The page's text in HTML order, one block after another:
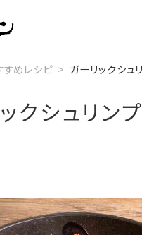
すめレシピ ガーリックシュ
クシュリン